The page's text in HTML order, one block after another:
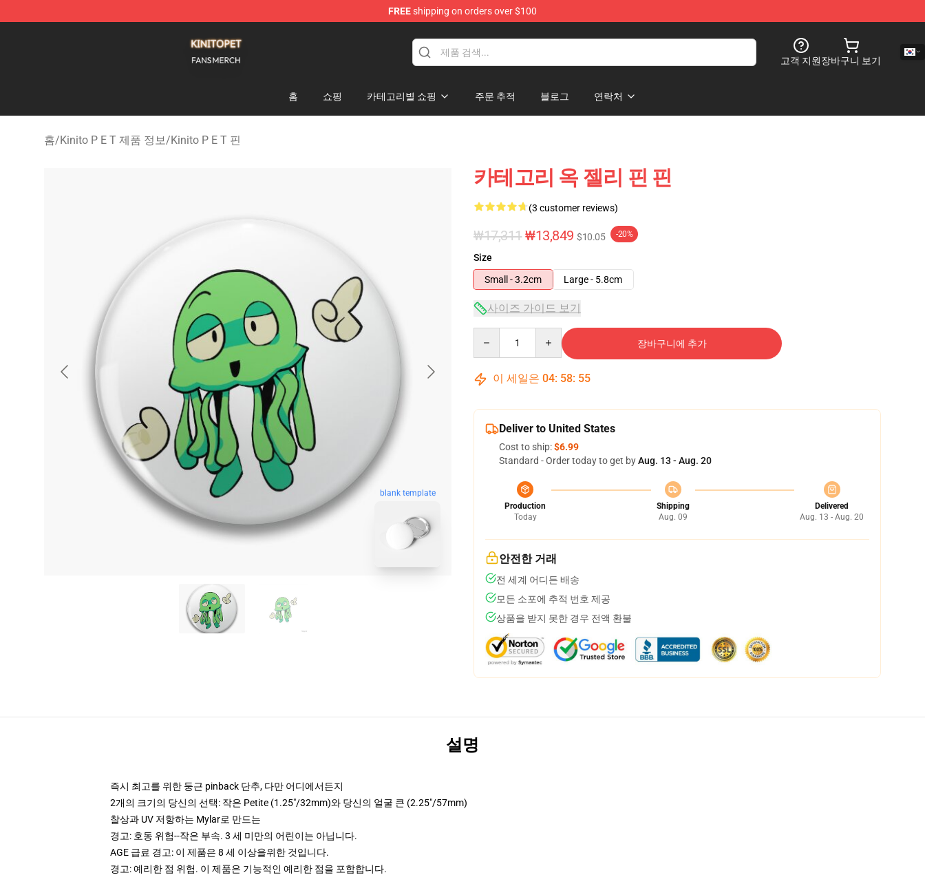
FREEshipping on orders over $100
고객 지원장바구니 보기
홈 쇼핑 카테고리별 쇼핑 주문 추적 블로그 연락처
홈/Kinito P E T 제품 정보/Kinito P E T 핀
blank template
카테고리 옥 젤리 핀 핀
(3 customer reviews)
₩17,311 ₩13,849 $10.05 -20%
Size
Small - 3.2cm
Large - 5.8cm
사이즈 가이드 보기
장바구니에 추가
이 세일은 04: 58: 54
Deliver to United States
Cost to ship:$6.99
Standard - Order today to get byAug. 13 - Aug. 20
Production
Today
Shipping
Aug. 09
Delivered
Aug. 13 - Aug. 20
안전한 거래
전 세계 어디든 배송
모든 소포에 추적 번호 제공
상품을 받지 못한 경우 전액 환불
설명
즉시 최고를 위한 둥근 pinback 단추, 다만 어디에서든지
2개의 크기의 당신의 선택: 작은 Petite (1.25"/32mm)와 당신의 얼굴 큰 (2.25"/57mm)
찰상과 UV 저항하는 Mylar로 만드는
경고: 호동 위험--작은 부속. 3 세 미만의 어린이는 아닙니다.
AGE 급료 경고: 이 제품은 8 세 이상을위한 것입니다.
경고: 예리한 점 위험. 이 제품은 기능적인 예리한 점을 포함합니다.